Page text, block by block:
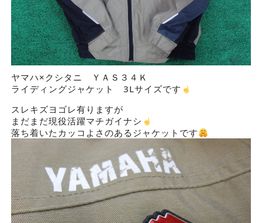
ヤマハ×クシタニ ＹＡＳ３４Ｋ
ライディングジャケット 3Lサイズです
スレキズヨゴレ有りますが
まだまだ現役活躍マチガイナシ
落ち着いたカッコよさのあるジャケットです